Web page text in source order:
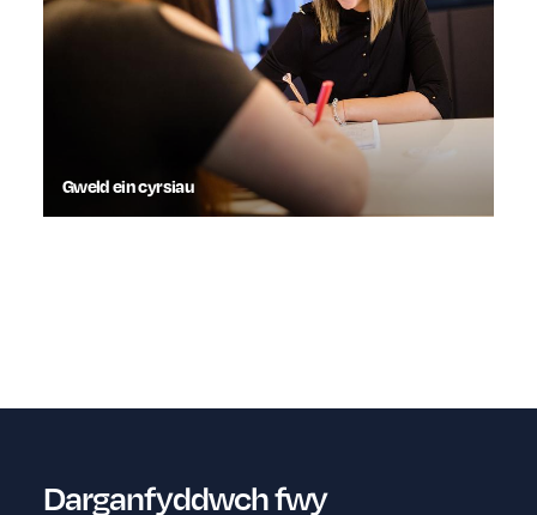
Gweld ein cyrsiau
Darganfyddwch fwy